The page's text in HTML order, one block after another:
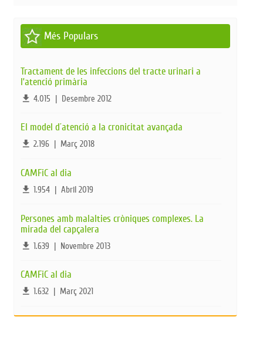
Més Populars
Tractament de les infeccions del tracte urinari a
l’atenció primària
file_download 4.015 | Desembre 2012
El model d´atenció a la cronicitat avançada
file_download 2.196| Març 2018
CAMFiC al dia
file_download 1.954| Abril 2019
Persones amb malalties cròniques complexes. La
mirada del capçalera
file_download 1.639 | Novembre 2013
CAMFiC al dia
file_download 1.632| Març 2021